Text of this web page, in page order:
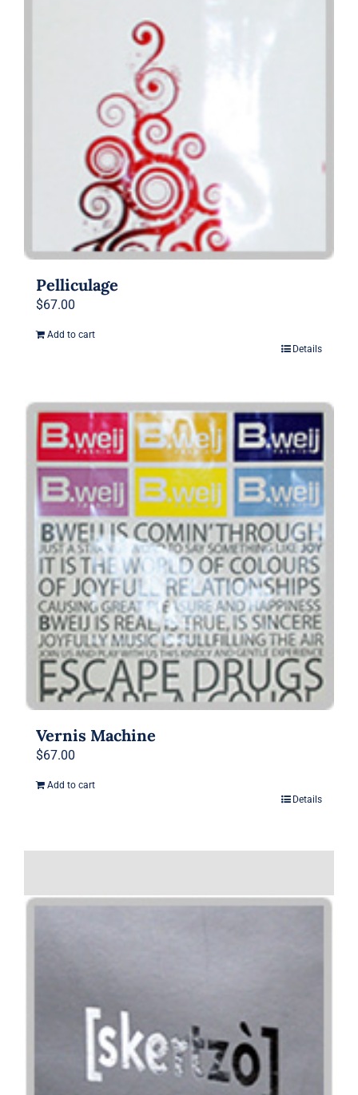
Pelliculage
$67.00
Add to cart
Details
Vernis Machine
$67.00
Add to cart
Details